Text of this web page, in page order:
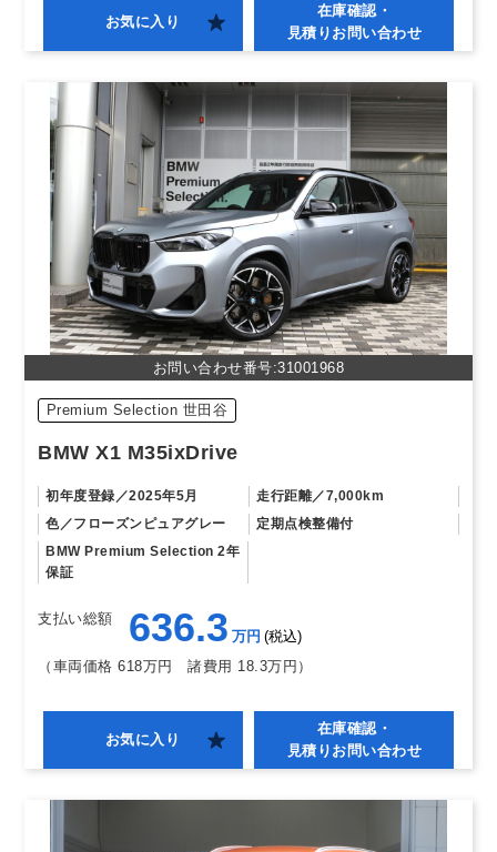
お気に入り
在庫確認・
見積りお問い合わせ
お問い合わせ番号:31001968
Premium Selection 世田谷
BMW X1 M35ixDrive
初年度登録 2025年5月 走行距離
7,000km
色
フローズンピュアグレー
定期点検整備付
BMW Premium Selection 2年
保証
支払い総額 636.3 万円
税込
（車両価格 618万円
諸費用 18.3万円）
お気に入り
在庫確認・
見積りお問い合わせ